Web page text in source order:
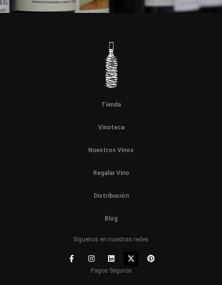
Tienda
Vinoteca
Nuestros Vinos
Regalar Vino
Distribución
Blog
Síguenos en nuestras redes
Pagos Seguros